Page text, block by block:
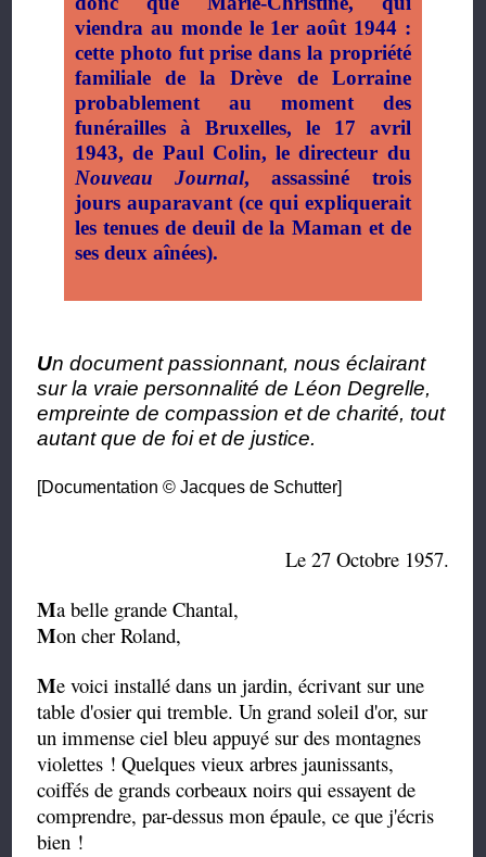
viendra au monde le 1er août 1944 :
cette photo fut prise dans la propriété
familiale de la Drève de Lorraine
probablement au moment des
funérailles à Bruxelles, le 17 avril
1943, de Paul Colin, le directeur du
Nouveau Journal, assassiné trois
jours auparavant (ce qui expliquerait
les tenues de deuil de la Maman et de
ses deux aînées).
Un document passionnant, nous éclairant
sur la vraie personnalité de Léon Degrelle,
empreinte de compassion et de charité, tout
autant que de foi et de justice.
[Documentation © Jacques de Schutter]
Le 27 Octobre 1957.
Ma belle grande Chantal,
Mon cher Roland,
Me voici installé dans un jardin, écrivant sur une
table d'osier qui tremble. Un grand soleil d'or, sur
un immense ciel bleu appuyé sur des montagnes
violettes ! Quelques vieux arbres jaunissants,
coiffés de grands corbeaux noirs qui essayent de
comprendre, par-dessus mon épaule, ce que j'écris
bien !